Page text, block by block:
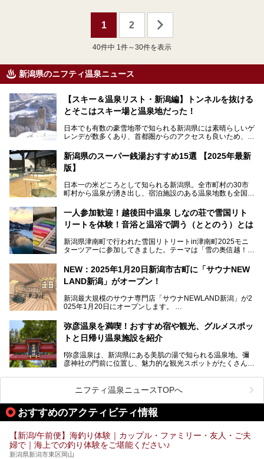
1 2
40件中 1件～30件を表示
新潟県のニフティ温泉ニュース
【スキー＆温泉リスト・新潟編】トンネルを抜ける
とそこはスキー場と温泉地だった！
日本でも有数の豪雪地帯で知られる新潟県には素晴らしいゲ
レンデが数多くあり、首都圏からのアクセスも良いため、関
た全域にわたって月岡、赤倉、松之山、燕、妙高、岩室など
など、古くは文豪にも愛された歴史ある老舗温泉地が多いこ
とで知られています。
めに訪れたい、新潟県内にあるスキー場そばの温泉地をまと
めました。
新潟県のスーパー銭湯おすすめ15選 【2025年最新
版】
日本一の米どころとして知られる新潟県。全市町村の30市
町村から温泉が湧き出し、宿泊施設のある温泉地数も全国有
温泉が利用ができる宿泊施設も多く、スーパー銭湯も多彩な
サービスを提供する施設がいろいろ。
観光やレジャーに温泉を組み合わせれば、旅はさらに充実し
します。
一人参加歓迎！越後田中温泉 しなの荘で雪国リト
リートを体験！音浴と温浴で調う（ととのう）とは
新潟県津南町で行われた雪国リトリートin津南町2025モニ
ターツアーに参加してきました。テーマは「雪の奥信越！音
温泉ライターとして「温浴」は頻繁に体験していますが、
「音浴」とは果たしてどんな体験なのでしょう？とても気に
なお、宿泊した温泉は日帰り入浴もできる秘湯「越後田中温
泉 しなの荘」です。こちらについても詳しく紹介します。
提供元：一般社団法人 雪国観光舎【PR】
す。
NEW：2025年1月20日新潟市古町に「サウナNEW
LAND新潟」がオープン！
新潟最大規模のサウナ専門店「サウナNEWLAND新潟」が2
025年1月20日にオープンします。
街に再び笑顔と賑わいを取り戻し、新たなランドマークとし
て地域活性化を目指します。
サウナ室のテーマは「海賊船」‥⁉ ユニークなサウナ室を
弥彦温泉を満喫！おすすめ宿や観光、グルメスポッ
トと日帰り温泉施設を紹介
f弥彦温泉は、新潟県にある美肌の湯で知られる温泉地。彌
彦神社の門前に位置し、魅力的な観光スポットがたくさんあ
この記事では、弥彦温泉の宿泊に最適なおすすめ宿や、日帰
り施設、グルメスポット、弥彦の自然を堪能できる観光スポ
ットをご紹介します。初めての弥彦温泉旅行を計画している
方に向けて、弥彦温泉の魅力を存分にお伝えしますので、ぜ
ひ参考にしてみてくださいね！
ニフティ温泉ニュースTOPへ
おすすめのアクティビティ情報
【新潟/午前便】海釣り体験｜カップル・ファミリー・友人・ご夫
婦で｜海上での釣り体験をご堪能ください♪
新潟県新潟市東区岡山